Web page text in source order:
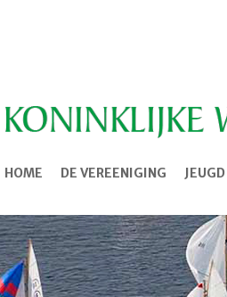
HOME DE VEREENIGING JEUGD